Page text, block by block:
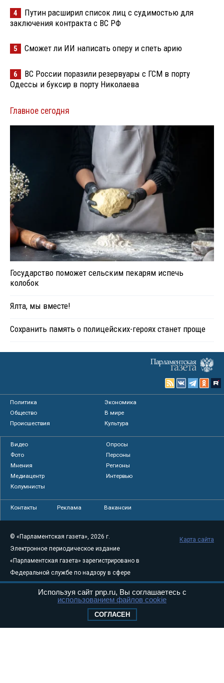
4
Путин расширил список лиц с судимостью для
заключения контракта с ВС РФ
5 Сможет ли ИИ написать оперу и спеть арию
6
ВС России поразили резервуары с ГСМ в порту
Одессы и буксир в порту Николаева
Главное сегодня
Государство поможет сельским пекарям испечь
колобок
Ялта, мы вместе!
Сохранить память о полицейских-героях станет проще
Политика
Экономика
Общество
В мире
Происшествия
Культура
Видео
Опросы
Фото
Персоны
Мнения
Регионы
Медиацентр
Интервью
Колумнисты
Контакты Реклама Вакансии
© «Парламентская газета», 2026 г.
Электронное периодическое издание
«Парламентская газета» зарегистрировано в
Федеральной службе по надзору в сфере
связи, информационных технологий и
массовых коммуникаций (Роскомнадзор) 05
Свидетельство о регистрации Эл № ФС77-
Карта сайта
Используя сайт pnp.ru, Вы соглашаетесь с
использованием файлов cookie
СОГЛАСЕН